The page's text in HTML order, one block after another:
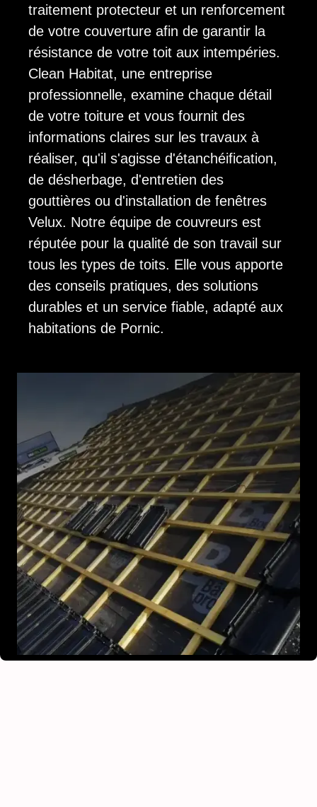
traitement protecteur et un renforcement
de votre couverture afin de garantir la
résistance de votre toit aux intempéries.
Clean Habitat, une entreprise
professionnelle, examine chaque détail
de votre toiture et vous fournit des
informations claires sur les travaux à
réaliser, qu'il s'agisse d'étanchéification,
de désherbage, d'entretien des
gouttières ou d'installation de fenêtres
Velux. Notre équipe de couvreurs est
réputée pour la qualité de son travail sur
tous les types de toits. Elle vous apporte
des conseils pratiques, des solutions
durables et un service fiable, adapté aux
habitations de Pornic.